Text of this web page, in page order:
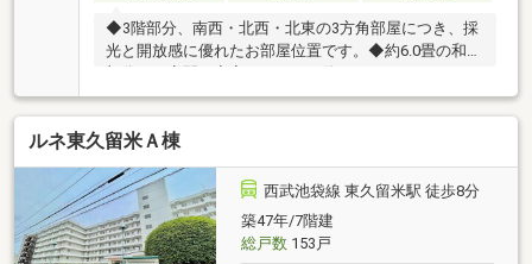
◆3階部分、南西・北西・北東の3方角部屋につき、採
光と開放感に優れたお部屋位置です。◆約6.0畳の和室
部分は、客間や寝室としてもお使えいただけるほか、
リビングダイニングとの仕切りを全開にすることで広
い空間をつくることも可能です。◆玄関にはポーチと
門扉が設置されており、プライベート感がある設計と
なっています。◆角住戸のメリットを活かし、キッチ
ン、浴室には小窓が設置されています。湿気が抜けや
すくカビ予防にもなります。◆ペット飼育可。大切な
家族であるペットと一緒に暮らすことが可能です。
（管理規約等による制限あり）
ルネ東久留米Ａ棟
西武池袋線 東久留米駅 徒歩8分
築47年/7階建
総戸数153戸